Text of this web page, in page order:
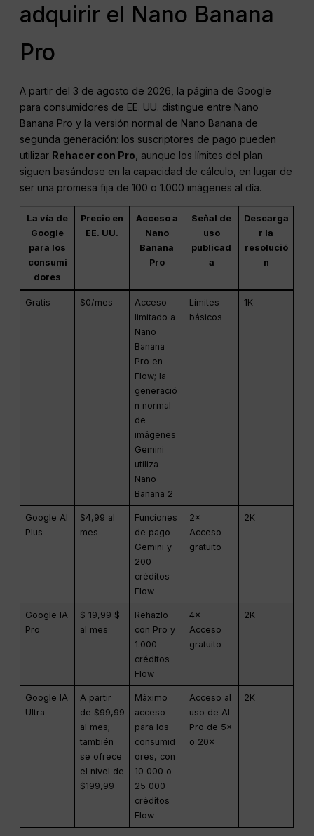
adquirir el Nano Banana
Pro
A partir del 3 de agosto de 2026, la página de Google
para consumidores de EE. UU. distingue entre Nano
Banana Pro y la versión normal de Nano Banana de
segunda generación: los suscriptores de pago pueden
utilizar Rehacer con Pro , aunque los límites del plan
siguen basándose en la capacidad de cálculo, en lugar de
ser una promesa fija de 100 o 1.000 imágenes al día.
La vía de
Google
para los
consumi
dores
Precio en
EE. UU.
Acceso a
Nano
Banana
Pro
Señal de
uso
publicad
a
Descarga
r la
resolució
n
Gratis $0/mes
Acceso
limitado a
Nano
Banana
Pro en
Flow; la
generació
n normal
de
imágenes
Gemini
utiliza
Nano
Banana 2
Límites
básicos
1K
Google AI
Plus
$4,99 al
mes
Funciones
de pago
Gemini y
200
créditos
Flow
2×
Acceso
gratuito
2K
Google IA
Pro
$ 19,99 $
al mes
Rehazlo
con Pro y
1.000
créditos
Flow
4×
Acceso
gratuito
2K
Google IA
Ultra
A partir
de $99,99
al mes;
también
se ofrece
el nivel de
$199,99
Máximo
acceso
para los
consumid
ores, con
10 000 o
25 000
créditos
Flow
Acceso al
uso de AI
Pro de 5×
o 20×
2K